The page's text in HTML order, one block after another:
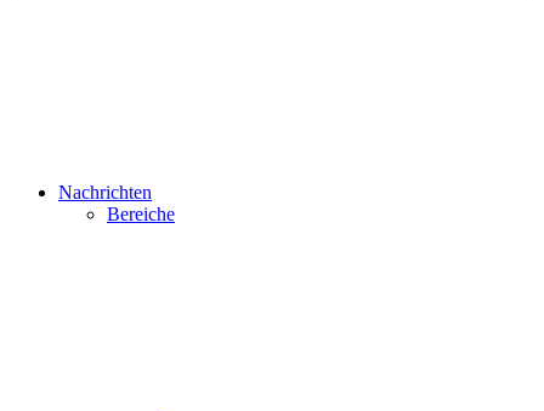
Nachrichten
Bereiche